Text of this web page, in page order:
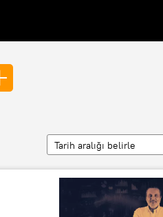
Tarih aralığı belirle